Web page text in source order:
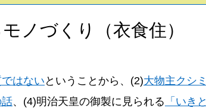
ノづくり（衣食住）
はないということから、(2)大物主クシミ
、(4)明治天皇の御製に見られる 「いきと